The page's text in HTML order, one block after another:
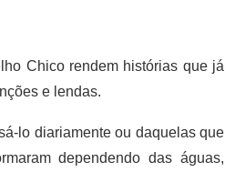
Chico rendem histórias que já
e lendas.
lo diariamente ou daquelas que
dependendo das águas,